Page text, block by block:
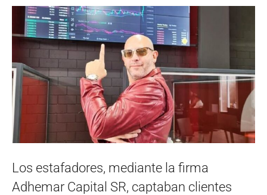
Los estafadores, mediante la firma
Adhemar Capital SR, captaban clientes